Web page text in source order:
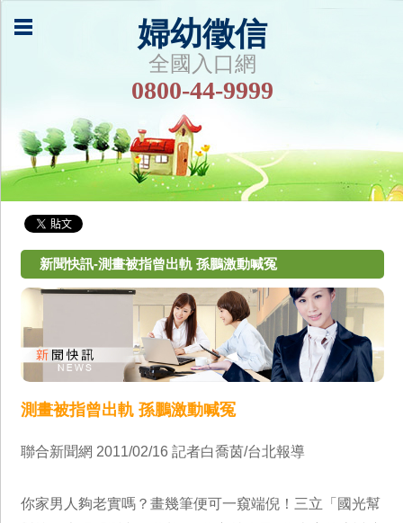
婦幼徵信
全國入口網
0800-44-9999
新聞快訊-測畫被指曾出軌 孫鵬激動喊冤
測畫被指曾出軌 孫鵬激動喊冤
聯合新聞網 2011/02/16 記者白喬茵/台北報導
你家男人夠老實嗎？畫幾筆便可一窺端倪！三立「國光幫